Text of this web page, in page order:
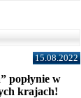
15.08.2022
popłynie w
krajach!